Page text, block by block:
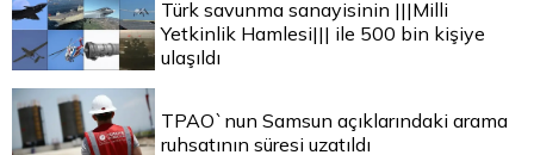
Türk savunma sanayisinin |||Milli
Yetkinlik Hamlesi||| ile 500 bin kişiye
ulaşıldı
TPAO`nun Samsun açıklarındaki arama
ruhsatının süresi uzatıldı